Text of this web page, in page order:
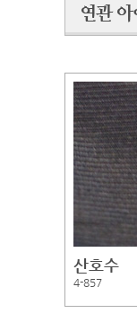
산호수
4-857